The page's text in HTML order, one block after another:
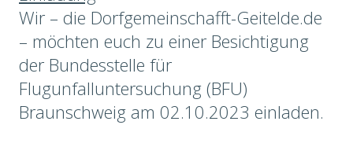
Vereine & Organisationen
Wir – die Dorfgemeinschafft-Geitelde.de
– möchten euch zu einer Besichtigung
der Bundesstelle für
Flugunfalluntersuchung (BFU)
Braunschweig am 02.10.2023 einladen.